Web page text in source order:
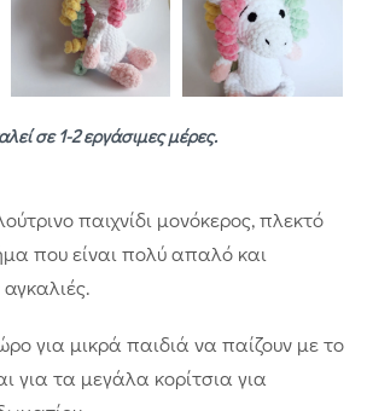
σε 1-2 εργάσιμες μέρες.
παιχνίδι μονόκερος, πλεκτό
που είναι πολύ απαλό και
για μικρά παιδιά να παίζουν με το
για τα μεγάλα κορίτσια για